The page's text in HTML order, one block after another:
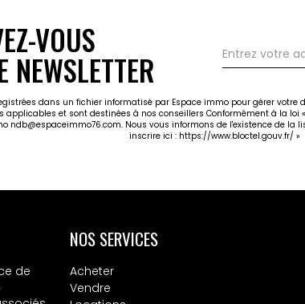
VOUS
NEWSLETTER
dans un fichier informatisé par Espace immo pour gérer
et sont destinées à nos conseillers Conformément à la loi
Nous vous informons de l'existence de la
inscrire ici : https://www.bloctel.gouv.fr/ »
de
NOS SERVICES
Acheter
Vendre